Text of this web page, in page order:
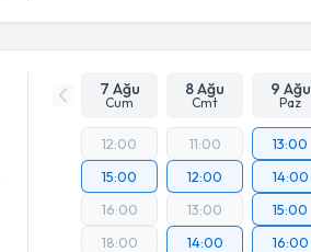
7 Ağu
Cum
8 Ağu
Cmt
9 Ağu
Paz
12:00
15:00
16:00
18:00
11:00
12:00
13:00
14:00
13:00
14:00
15:00
16:00